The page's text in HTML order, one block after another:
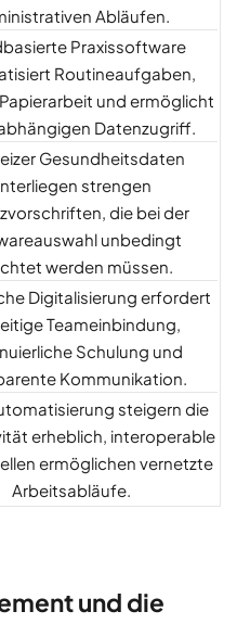
Abläufen.
Praxissoftware
Routineaufgaben,
und ermöglicht
Datenzugriff.
Gesundheitsdaten
strengen
die bei der
unbedingt
werden müssen.
Digitalisierung erfordert
Teameinbindung,
Schulung und
Kommunikation.
steigern die
erheblich, interoperable
ermöglichen vernetzte
Arbeitsabläufe.
und die